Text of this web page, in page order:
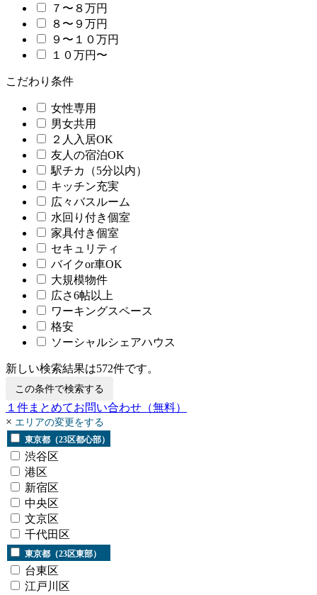
７〜８万円
８〜９万円
９〜１０万円
１０万円〜
こだわり条件
女性専用
男女共用
２人入居OK
友人の宿泊OK
駅チカ（5分以内）
キッチン充実
広々バスルーム
水回り付き個室
家具付き個室
セキュリティ
バイクor車OK
大規模物件
広さ6帖以上
ワーキングスペース
格安
ソーシャルシェアハウス
新しい検索結果は572件です。
この条件で検索する
１ 件まとめてお問い合わせ （無料）
× エリアの変更をする
東京都（23区都心部）
渋谷区
港区
新宿区
中央区
文京区
千代田区
東京都（23区東部）
台東区
江戸川区